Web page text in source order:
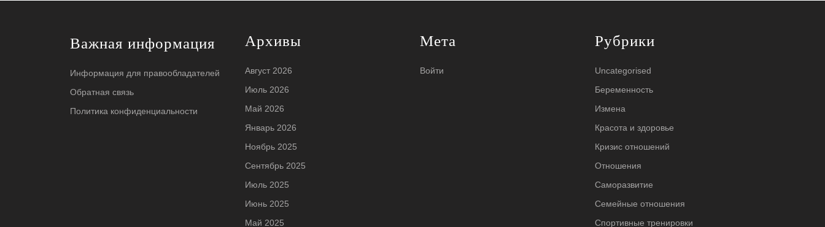
Важная информация
Информация для правообладателей
Обратная связь
Политика конфиденциальности
Архивы
Август 2026
Июль 2026
Май 2026
Январь 2026
Ноябрь 2025
Сентябрь 2025
Июль 2025
Июнь 2025
Май 2025
Мета
Войти
Рубрики
Uncategorised
Беременность
Измена
Красота и здоровье
Кризис отношений
Отношения
Саморазвитие
Семейные отношения
Спортивные тренировки